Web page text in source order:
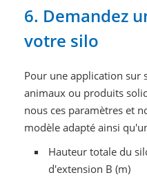
6. Demandez
votre silo
Pour une application sur
animaux ou produits
nous ces paramètres et
modèle adapté ainsi
Hauteur totale du
d'extension B (m)